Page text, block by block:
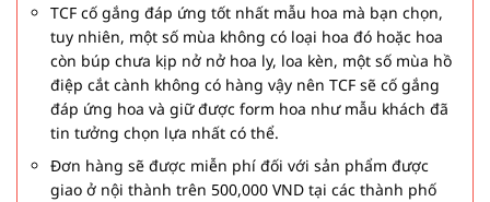
TCF cố gắng đáp ứng tốt nhất mẫu hoa mà bạn chọn,
tuy nhiên, một số mùa không có loại hoa đó hoặc hoa
còn búp chưa kịp nở nở hoa ly, loa kèn, một số mùa hồ
điệp cắt cành không có hàng vậy nên TCF sẽ cố gắng
đáp ứng hoa và giữ được form hoa như mẫu khách đã
tin tưởng chọn lựa nhất có thể.
Đơn hàng sẽ được miễn phí đối với sản phẩm được
giao ở nội thành trên 500,000 VND tại các thành phố